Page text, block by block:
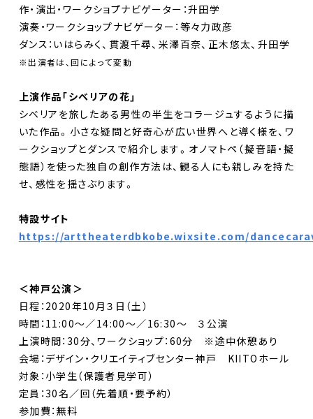
作・演出・ワークショプナビゲーター：升田学
演奏・ワークショップナビゲーター：等々力政彦
ダンス：いはらみく、貫渡千尋、米澤百奈、正木悠太、升田学
※出演者は、回によって変動
上演作品「シベリアの花」
シベリアを旅したある男性の半生をコラージュするように描
いた作品。小さな疑問と好奇心が広い世界へと導く様を、ワ
ークショップとダンスで紹介します。オノマトペ（擬音語・擬
態語）を使った独自の創作方法は、観る人にも親しみを持た
せ、感性を揺さぶります。
特設サイト
https://arttheaterdbkobe.wixsite.com/
＜神戸公演＞
日程：2020年10月３日（土）
時間：11:00〜／14:00〜／16:30〜 ３公演
上演時間：30分、ワークショップ：60分 ※途中休憩あり
会場：デザイン・クリエイティブセンター神戸 KIITOホール
対象：小学生（保護者見学可）
定員：30名／回（先着順・要予約）
参加費：無料